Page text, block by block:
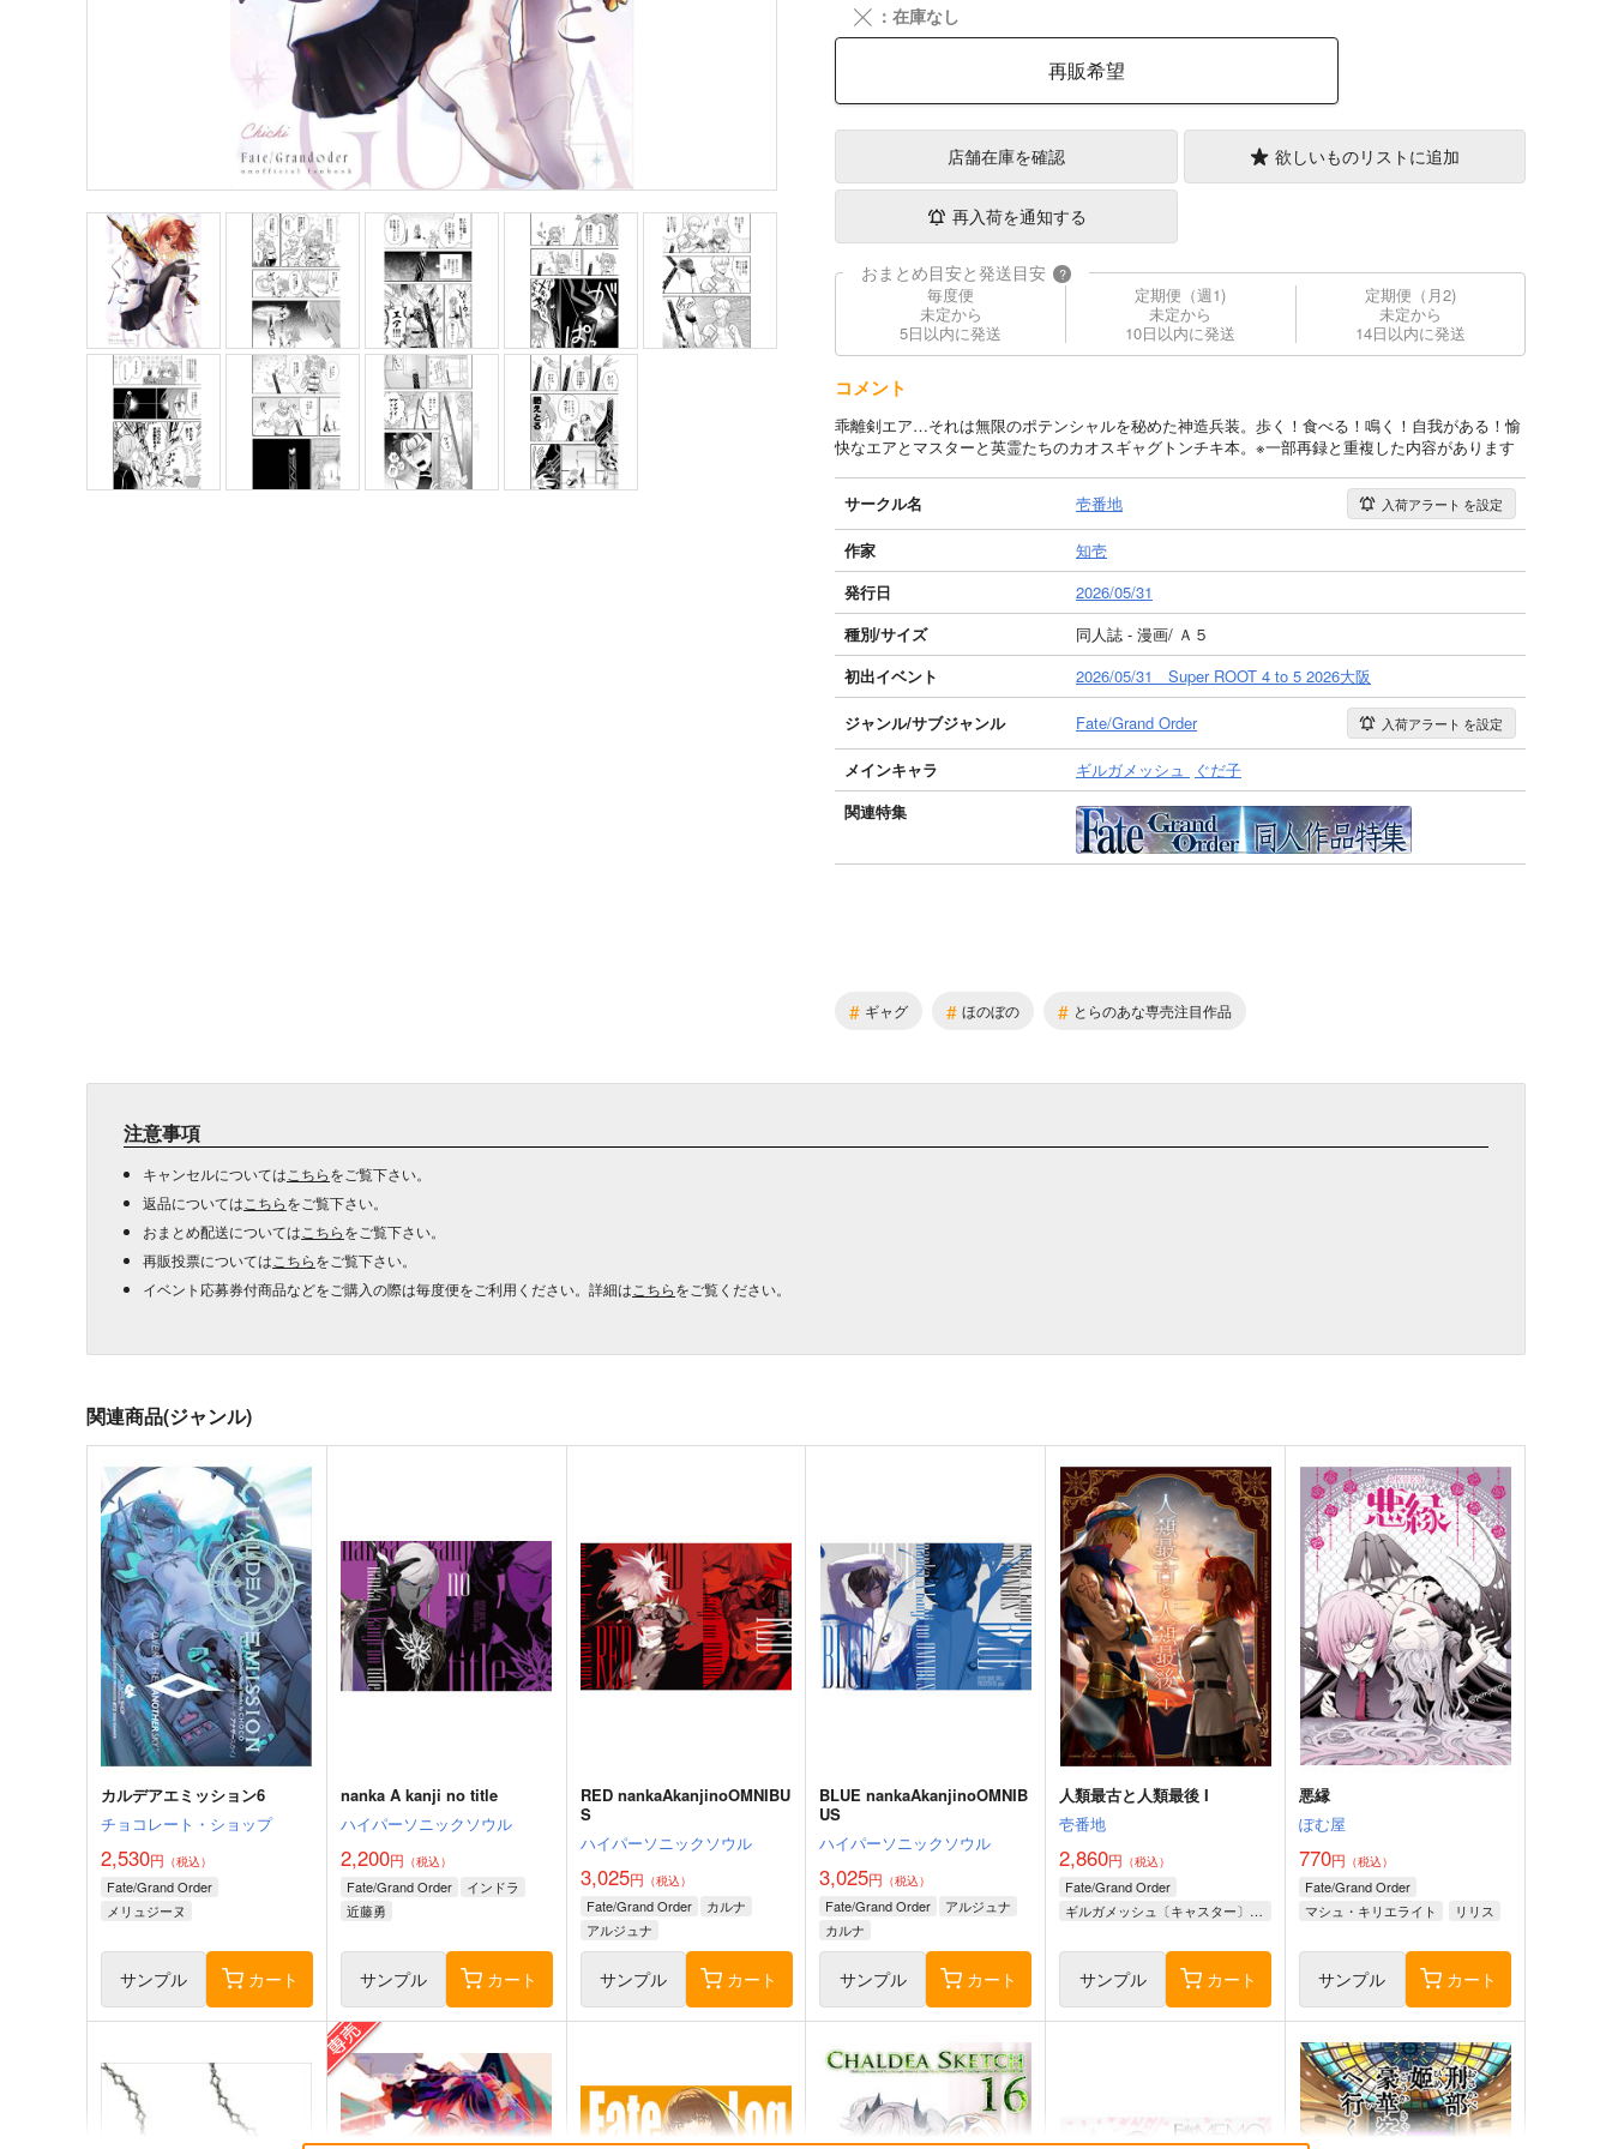
╳ ：在庫なし
再販希望
店舗在庫を確認 欲しいものリストに追加
再入荷を通知する
おまとめ目安と発送目安 ?
毎度便
未定から
5日以内に発送
定期便（週1)
未定から
10日以内に発送
定期便（月2)
未定から
14日以内に発送
コメント
乖離剣エア…それは無限のポテンシャルを秘めた神造兵装。歩く！食べる！鳴く！自我がある！愉
快なエアとマスターと英霊たちのカオスギャグトンチキ本。※一部再録と重複した内容があります
サークル名 壱番地 入荷アラート を設定
作家
知壱
発行日
2026/05/31
種別/サイズ
同人誌 - 漫画/ Ａ５
初出イベント
2026/05/31 Super ROOT 4 to 5 2026大阪
ジャンル/サブジャンル Fate/Grand Order 入荷アラート を設定
メインキャラ ギルガメッシュ
ぐだ子
関連特集
# ギャグ # ほのぼの # とらのあな専売注目作品
注意事項
キャンセルについては こちらをご覧下さい。
返品については こちらをご覧下さい。
おまとめ配送については こちらをご覧下さい。
再販投票については こちらをご覧下さい。
イベント応募券付商品などをご購入の際は毎度便をご利用ください。詳細は こちらをご覧ください。
関連商品(ジャンル)
カルデアエミッション6
チョコレート・ショップ
2,530円 （税込）
Fate/Grand Order
メリュジーヌ
サンプル カート
nanka A kanji no title
ハイパーソニックソウル
2,200円 （税込）
Fate/Grand Order
インドラ
近藤勇
サンプル カート
RED nankaAkanjinoOMNIBU
S
ハイパーソニックソウル
3,025円 （税込）
Fate/Grand Order
カルナ
アルジュナ
サンプル カート
BLUE nankaAkanjinoOMNIB
US
ハイパーソニックソウル
3,025円 （税込）
Fate/Grand Order
アルジュナ
カルナ
サンプル カート
人類最古と人類最後 I
壱番地
2,860円 （税込）
Fate/Grand Order
ギルガメッシュ〔キャスター〕×ぐだ子
サンプル カート
悪縁
ぽむ屋
770円 （税込）
Fate/Grand Order
マシュ・キリエライト
リリス
サンプル カート